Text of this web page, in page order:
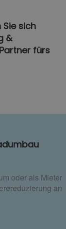
sich
&
fürs
oder als Mieter
an